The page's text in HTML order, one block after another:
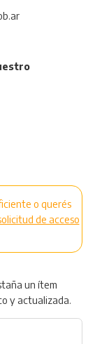
o querés
de acceso
un ítem
y actualizada.